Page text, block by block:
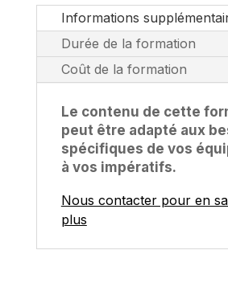
Informations
Durée de la formation
Coût de la formation
Le contenu de cette
peut être adapté aux
spécifiques de vos
à vos impératifs.
Nous contacter pour en
plus